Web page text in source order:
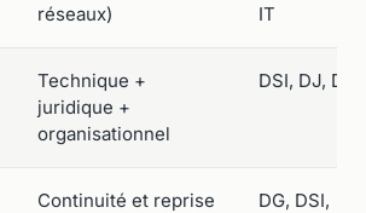
réseaux)
IT
Technique +
juridique +
organisationnel
DSI, DJ, DG
Continuité et reprise
DG, DSI,